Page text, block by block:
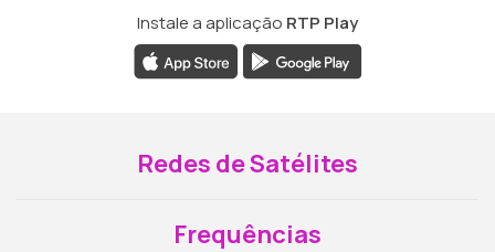
Instale a aplicação RTP Play
Redes de Satélites
Frequências